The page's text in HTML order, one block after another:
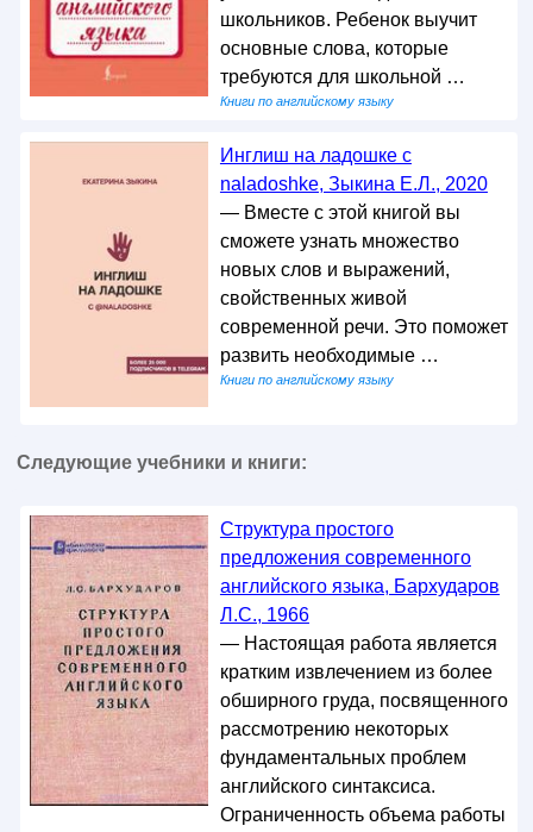
школьников. Ребенок выучит
основные слова, которые
требуются для школьной …
Книги по английскому языку
Инглиш на ладошке с
naladoshke, Зыкина Е.Л., 2020
— Вместе с этой книгой вы
сможете узнать множество
новых слов и выражений,
свойственных живой
современной речи. Это поможет
развить необходимые …
Книги по английскому языку
Следующие учебники и книги:
Структура простого
предложения современного
английского языка, Бархударов
Л.С., 1966
— Настоящая работа является
кратким извлечением из более
обширного груда, посвященного
рассмотрению некоторых
фундаментальных проблем
английского синтаксиса.
Ограниченность объема работы